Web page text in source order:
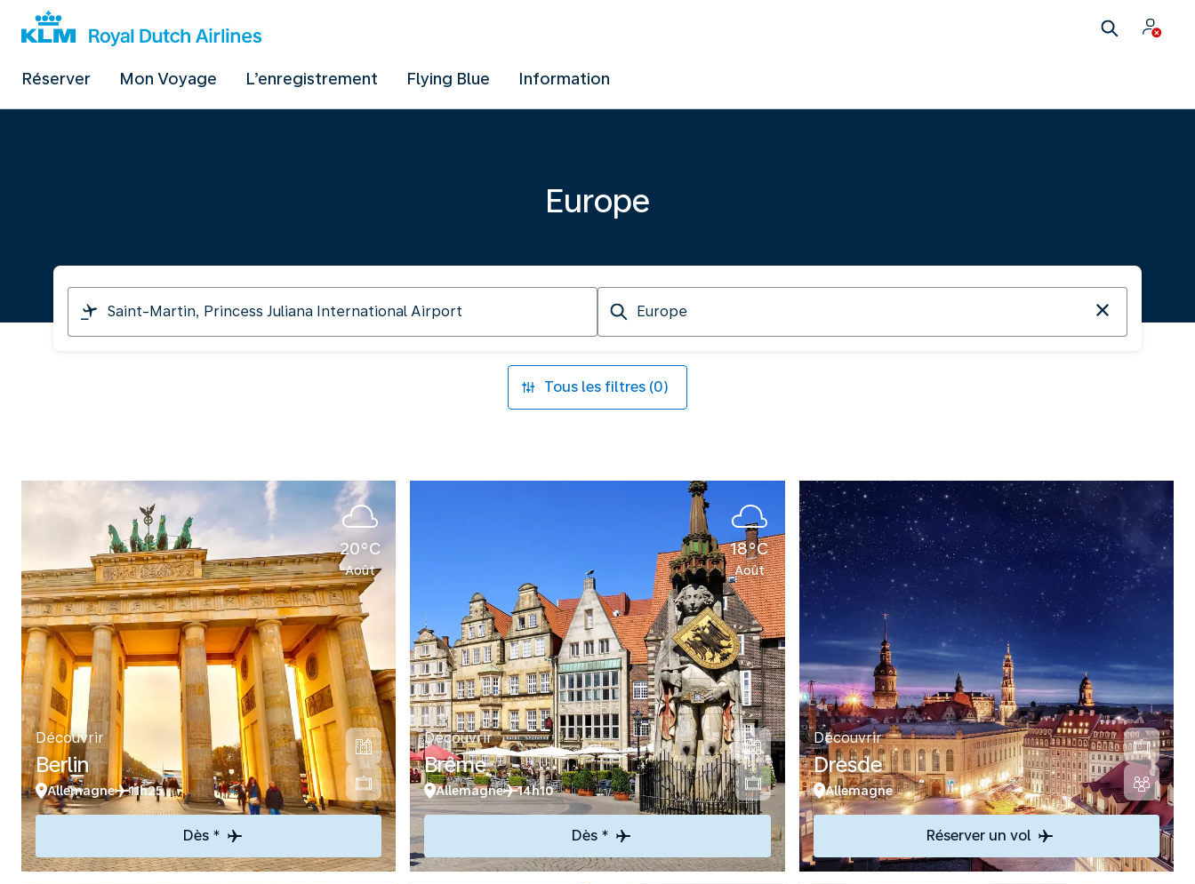
Réserver Mon Voyage L’enregistrement Flying Blue Information
Europe
Je
pars
de
Destination
Tous les filtres (0)
20°C
Août
Découvrir
Berlin
Allemagne 11h25
Dès *
18°C
Août
Découvrir
Brême
Allemagne 14h10
Dès *
Découvrir
Dresde
Allemagne
Réserver un vol